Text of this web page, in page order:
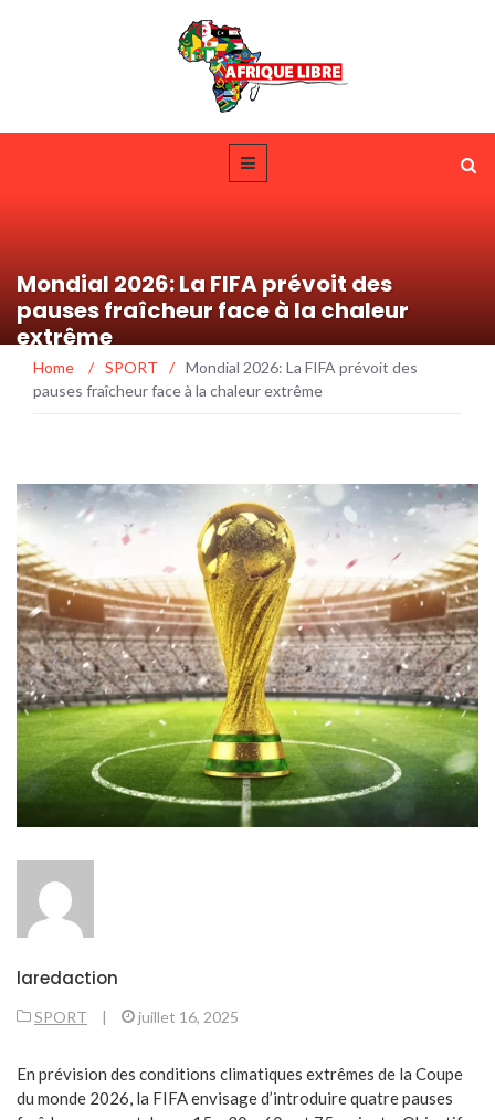
Mondial 2026: La FIFA prévoit des
pauses fraîcheur face à la chaleur
extrême
Home / SPORT / Mondial 2026: La FIFA prévoit des
pauses fraîcheur face à la chaleur extrême
laredaction
SPORT | juillet 16, 2025
En prévision des conditions climatiques extrêmes de la Coupe
du monde 2026, la FIFA envisage d’introduire quatre pauses